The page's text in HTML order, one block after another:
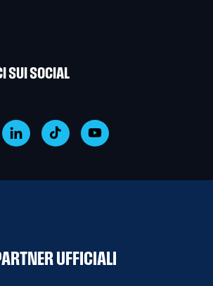
SUI SOCIAL
UFFICIALI